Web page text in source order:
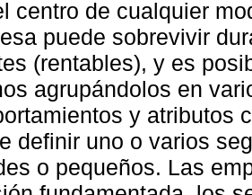
centro de cualquier
puede sobrevivir
(rentables), y es
agrupándolos en
y atributos
definir uno o varios
o pequeños. Las